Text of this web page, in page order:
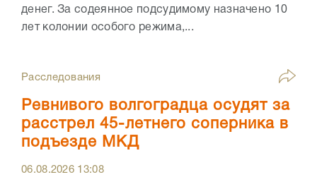
денег. За содеянное подсудимому назначено 10
лет колонии особого режима,...
Расследования
Ревнивого волгоградца осудят за
расстрел 45-летнего соперника в
подъезде МКД
06.08.2026 13:08